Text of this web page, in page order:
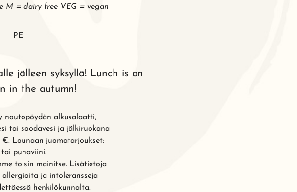
M = dairy free VEG = vegan
PE
jälleen syksyllä! Lunch is on
in the autumn!
noutopöydän alkusalaatti,
tai soodavesi ja jälkiruokana
€. Lounaan juomatarjoukset:
punaviini.
toisin mainitse. Lisätietoja
ja intoleransseja
henkilökunnalta.